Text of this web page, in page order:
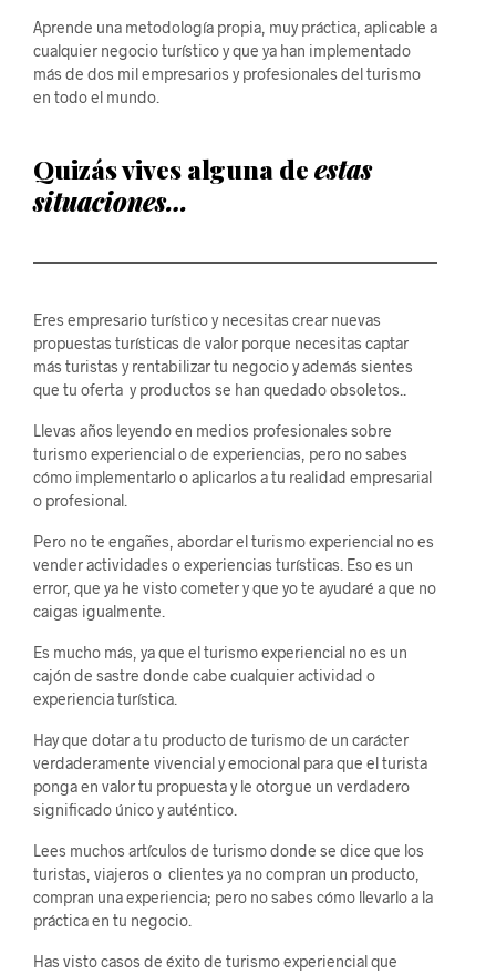
Aprende una metodología propia, muy práctica, aplicable a
cualquier negocio turístico y que ya han implementado
más de dos mil empresarios y profesionales del turismo
en todo el mundo.
Quizás vives alguna deestas
situaciones…
​Eres empresario turístico y necesitas crear nuevas
propuestas turísticas de valor porque necesitas captar
más turistas y rentabilizar tu negocio y además sientes
que tu oferta y productos se han quedado obsoletos..
Llevas años leyendo en medios profesionales sobre
turismo experiencial o de experiencias, pero no sabes
cómo implementarlo o aplicarlos a tu realidad empresarial
o profesional.
Pero no te engañes, abordar el turismo experiencial no es
vender actividades o experiencias turísticas. Eso es un
error, que ya he visto cometer y que yo te ayudaré a que no
caigas igualmente.
Es mucho más, ya que el turismo experiencial no es un
cajón de sastre donde cabe cualquier actividad o
experiencia turística.
Hay que dotar a tu producto de turismo de un carácter
verdaderamente vivencial y emocional para que el turista
ponga en valor tu propuesta y le otorgue un verdadero
significado único y auténtico.
Lees muchos artículos de turismo donde se dice que los
turistas, viajeros o clientes ya no compran un producto,
compran una experiencia; pero no sabes cómo llevarlo a la
práctica en tu negocio.
Has visto casos de éxito de turismo experiencial que